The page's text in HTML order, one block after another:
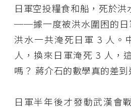
日軍空投糧食和船，死於
──據一度被洪水圍困的日
洪水一共淹死日軍 3 人。
人，換來日軍淹死 3 人，
嗎？ 蔣介石的數學真的差到
日軍半年後才發動武漢會